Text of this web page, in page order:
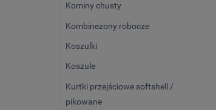
Kominy chusty
Kombinezony robocze
Koszulki
Koszule
Kurtki przejściowe softshell /
pikowane